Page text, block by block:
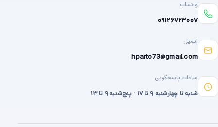
واتساپ
۰۹۱۲۶۷۲۳۰۰۷
ایمیل
hparto73@gmail.com
ساعات پاسخگویی
شنبه تا چهارشنبه ۹ تا ۱۷ · پنج‌شنبه ۹ تا ۱۳